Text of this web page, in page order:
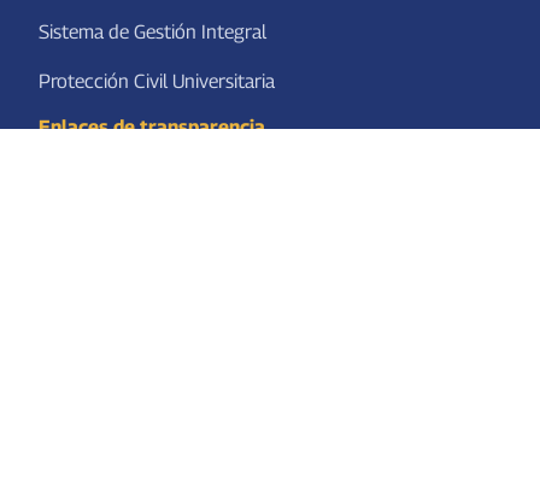
Sistema de Gestión Integral
Protección Civil Universitaria
Enlaces de transparencia